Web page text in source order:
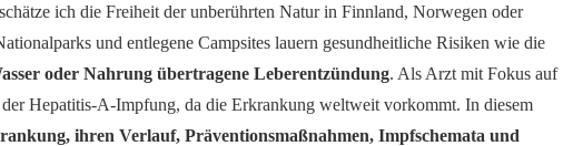
ich die Freiheit der unberührten Natur in Finnland, Norwegen oder
und entlegene Campsites lauern gesundheitliche Risiken wie die
oder Nahrung übertragene Leberentzündung. Als Arzt mit Fokus auf
Hepatitis-A-Impfung, da die Erkrankung weltweit vorkommt. In diesem
ihren Verlauf, Präventionsmaßnahmen, Impfschemata und